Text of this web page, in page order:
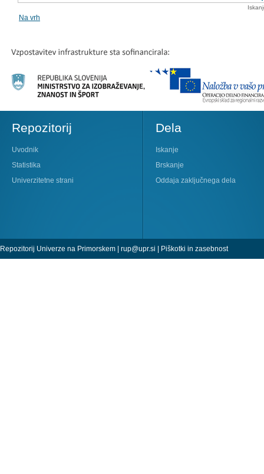
Na vrh
Repozitorij
Uvodnik
Statistika
Univerzitetne strani
Dela
Iskanje
Brskanje
Oddaja zaključnega dela
Repozitorij Univerze na Primorskem | rup@upr.si | Piškotki in zasebnost